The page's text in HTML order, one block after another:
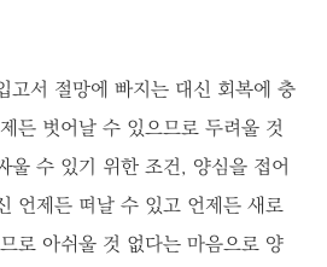
고서 절망에 빠지는 대신 회복에 충
든 벗어날 수 있으므로 두려울 것
울 수 있기 위한 조건, 양심을 접어
언제든 떠날 수 있고 언제든 새로
로 아쉬울 것 없다는 마음으로 양